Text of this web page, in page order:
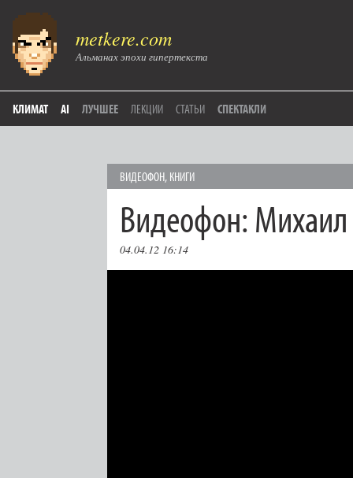
metkere.com
Альманах эпохи гипертекста
КЛИМАТ AI ЛУЧШЕЕ ЛЕКЦИИ СТАТЬИ СПЕКТАКЛИ
ВИДЕОФОН, КНИГИ
Видеофон:
04.04.12 16:14